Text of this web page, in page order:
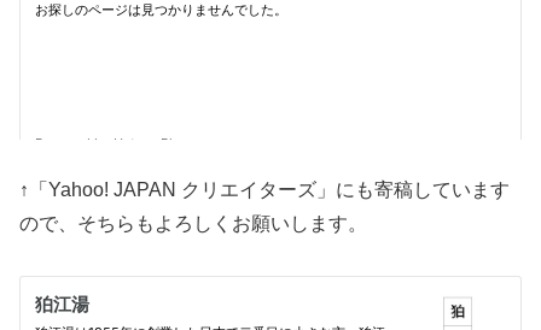
↑「Yahoo! JAPAN クリエイターズ」にも寄稿しています
ので、そちらもよろしくお願いします。